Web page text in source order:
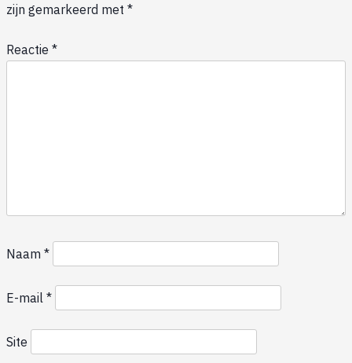
zijn gemarkeerd met *
Reactie *
Naam *
E-mail *
Site